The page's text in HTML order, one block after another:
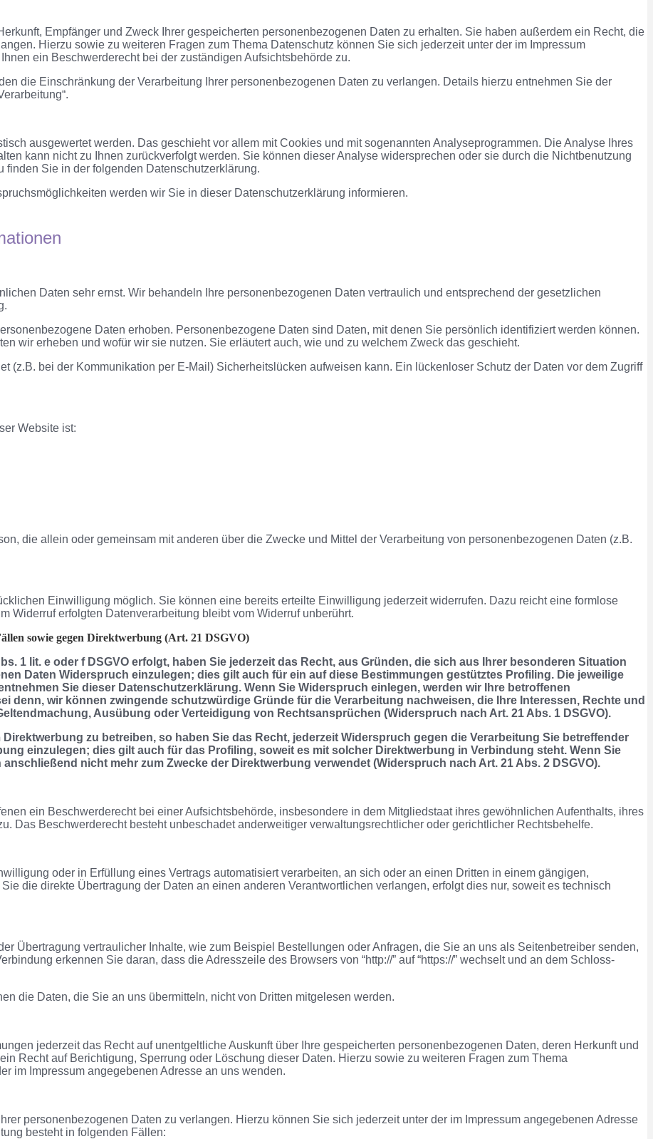
Empfänger und Zweck Ihrer gespeicherten personenbezogenen Daten zu erhalten. Sie haben außerdem ein Recht, die
Hierzu sowie zu weiteren Fragen zum Thema Datenschutz können Sie sich jederzeit unter der im Impressum
ein Beschwerderecht bei der zuständigen Aufsichtsbehörde zu.
die Einschränkung der Verarbeitung Ihrer personenbezogenen Daten zu verlangen. Details hierzu entnehmen Sie der
ausgewertet werden. Das geschieht vor allem mit Cookies und mit sogenannten Analyseprogrammen. Die Analyse Ihres
kann nicht zu Ihnen zurückverfolgt werden. Sie können dieser Analyse widersprechen oder sie durch die Nichtbenutzung
finden Sie in der folgenden Datenschutzerklärung.
werden wir Sie in dieser Datenschutzerklärung informieren.
Daten sehr ernst. Wir behandeln Ihre personenbezogenen Daten vertraulich und entsprechend der gesetzlichen
Daten erhoben. Personenbezogene Daten sind Daten, mit denen Sie persönlich identifiziert werden können.
wir erheben und wofür wir sie nutzen. Sie erläutert auch, wie und zu welchem Zweck das geschieht.
(z.B. bei der Kommunikation per E-Mail) Sicherheitslücken aufweisen kann. Ein lückenloser Schutz der Daten vor dem Zugriff
Website ist:
die allein oder gemeinsam mit anderen über die Zwecke und Mittel der Verarbeitung von personenbezogenen Daten (z.B.
Einwilligung möglich. Sie können eine bereits erteilte Einwilligung jederzeit widerrufen. Dazu reicht eine formlose
Widerruf erfolgten Datenverarbeitung bleibt vom Widerruf unberührt.
sowie gegen Direktwerbung (Art. 21 DSGVO)
1 lit. e oder f DSGVO erfolgt, haben Sie jederzeit das Recht, aus Gründen, die sich aus Ihrer besonderen Situation
Daten Widerspruch einzulegen; dies gilt auch für ein auf diese Bestimmungen gestütztes Profiling. Die jeweilige
Sie dieser Datenschutzerklärung. Wenn Sie Widerspruch einlegen, werden wir Ihre betroffenen
denn, wir können zwingende schutzwürdige Gründe für die Verarbeitung nachweisen, die Ihre Interessen, Rechte und
Ausübung oder Verteidigung von Rechtsansprüchen (Widerspruch nach Art. 21 Abs. 1 DSGVO).
zu betreiben, so haben Sie das Recht, jederzeit Widerspruch gegen die Verarbeitung Sie betreffender
einzulegen; dies gilt auch für das Profiling, soweit es mit solcher Direktwerbung in Verbindung steht. Wenn Sie
nicht mehr zum Zwecke der Direktwerbung verwendet (Widerspruch nach Art. 21 Abs. 2 DSGVO).
ein Beschwerderecht bei einer Aufsichtsbehörde, insbesondere in dem Mitgliedstaat ihres gewöhnlichen Aufenthalts, ihres
Das Beschwerderecht besteht unbeschadet anderweitiger verwaltungsrechtlicher oder gerichtlicher Rechtsbehelfe.
oder in Erfüllung eines Vertrags automatisiert verarbeiten, an sich oder an einen Dritten in einem gängigen,
die direkte Übertragung der Daten an einen anderen Verantwortlichen verlangen, erfolgt dies nur, soweit es technisch
Übertragung vertraulicher Inhalte, wie zum Beispiel Bestellungen oder Anfragen, die Sie an uns als Seitenbetreiber senden,
erkennen Sie daran, dass die Adresszeile des Browsers von “http://” auf “https://” wechselt und an dem Schloss-
die Daten, die Sie an uns übermitteln, nicht von Dritten mitgelesen werden.
jederzeit das Recht auf unentgeltliche Auskunft über Ihre gespeicherten personenbezogenen Daten, deren Herkunft und
Recht auf Berichtigung, Sperrung oder Löschung dieser Daten. Hierzu sowie zu weiteren Fragen zum Thema
im Impressum angegebenen Adresse an uns wenden.
personenbezogenen Daten zu verlangen. Hierzu können Sie sich jederzeit unter der im Impressum angegebenen Adresse
besteht in folgenden Fällen: